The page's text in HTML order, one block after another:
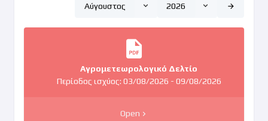
Αύγουστος 2026
Αγρομετεωρολογικό Δελτίο
Περίοδος ισχύoς: 03/08/2026 - 09/08/2026
Open